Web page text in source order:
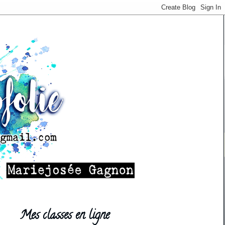
Mes classes en ligne